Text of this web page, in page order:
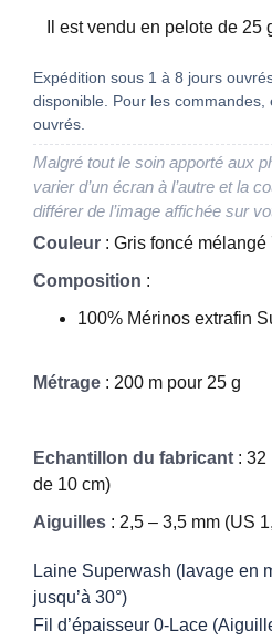
Il est vendu en pelote de 25
Expédition sous 1 à 8 jours
disponible. Pour les
ouvrés.
Malgré tout le soin apporté aux
varier d’un écran à l’autre et la
différer de l’image affichée sur
Couleur : Gris foncé mélangé
Composition :
100% Mérinos extrafin
Métrage : 200 m pour 25 g
Echantillon du fabricant : 32
de 10 cm)
Aiguilles : 2,5 – 3,5 mm (US
Laine Superwash (lavage en
jusqu’à 30°)
Fil d’épaisseur 0-Lace